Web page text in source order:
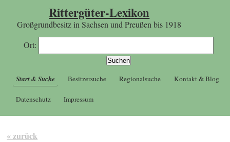
Rittergüter-Lexikon
Großgrundbesitz in Sachsen und Preußen bis 1918
Ort:
Start & Suche Besitzersuche Regionalsuche Kontakt & Blog
Datenschutz Impressum
« zurück